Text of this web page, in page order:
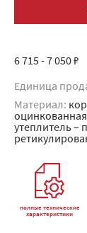
6 715 - 7 050 ₽
Единица
Материал:
утеплитель –
полные технические
характеристики